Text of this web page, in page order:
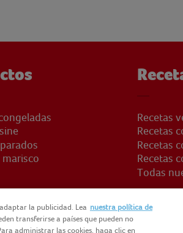
marisco
Recetas
Recetas
Recetas
Recetas
Todas
la publicidad. Lea nuestra política de
transferirse a países que pueden no
administrar las cookies, haga clic en